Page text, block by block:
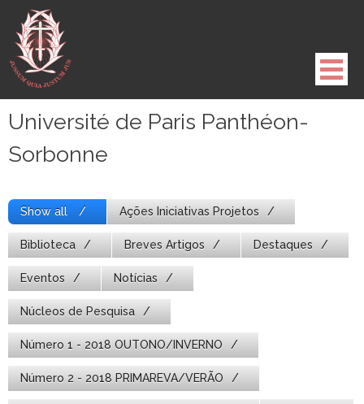
para
conteúdo
Université de Paris Panthéon-
Sorbonne
Show all Ações Iniciativas Projetos
Biblioteca Breves Artigos Destaques
Eventos Notícias
Núcleos de Pesquisa
Número 1 - 2018 OUTONO/INVERNO
Número 2 - 2018 PRIMAREVA/VERÃO